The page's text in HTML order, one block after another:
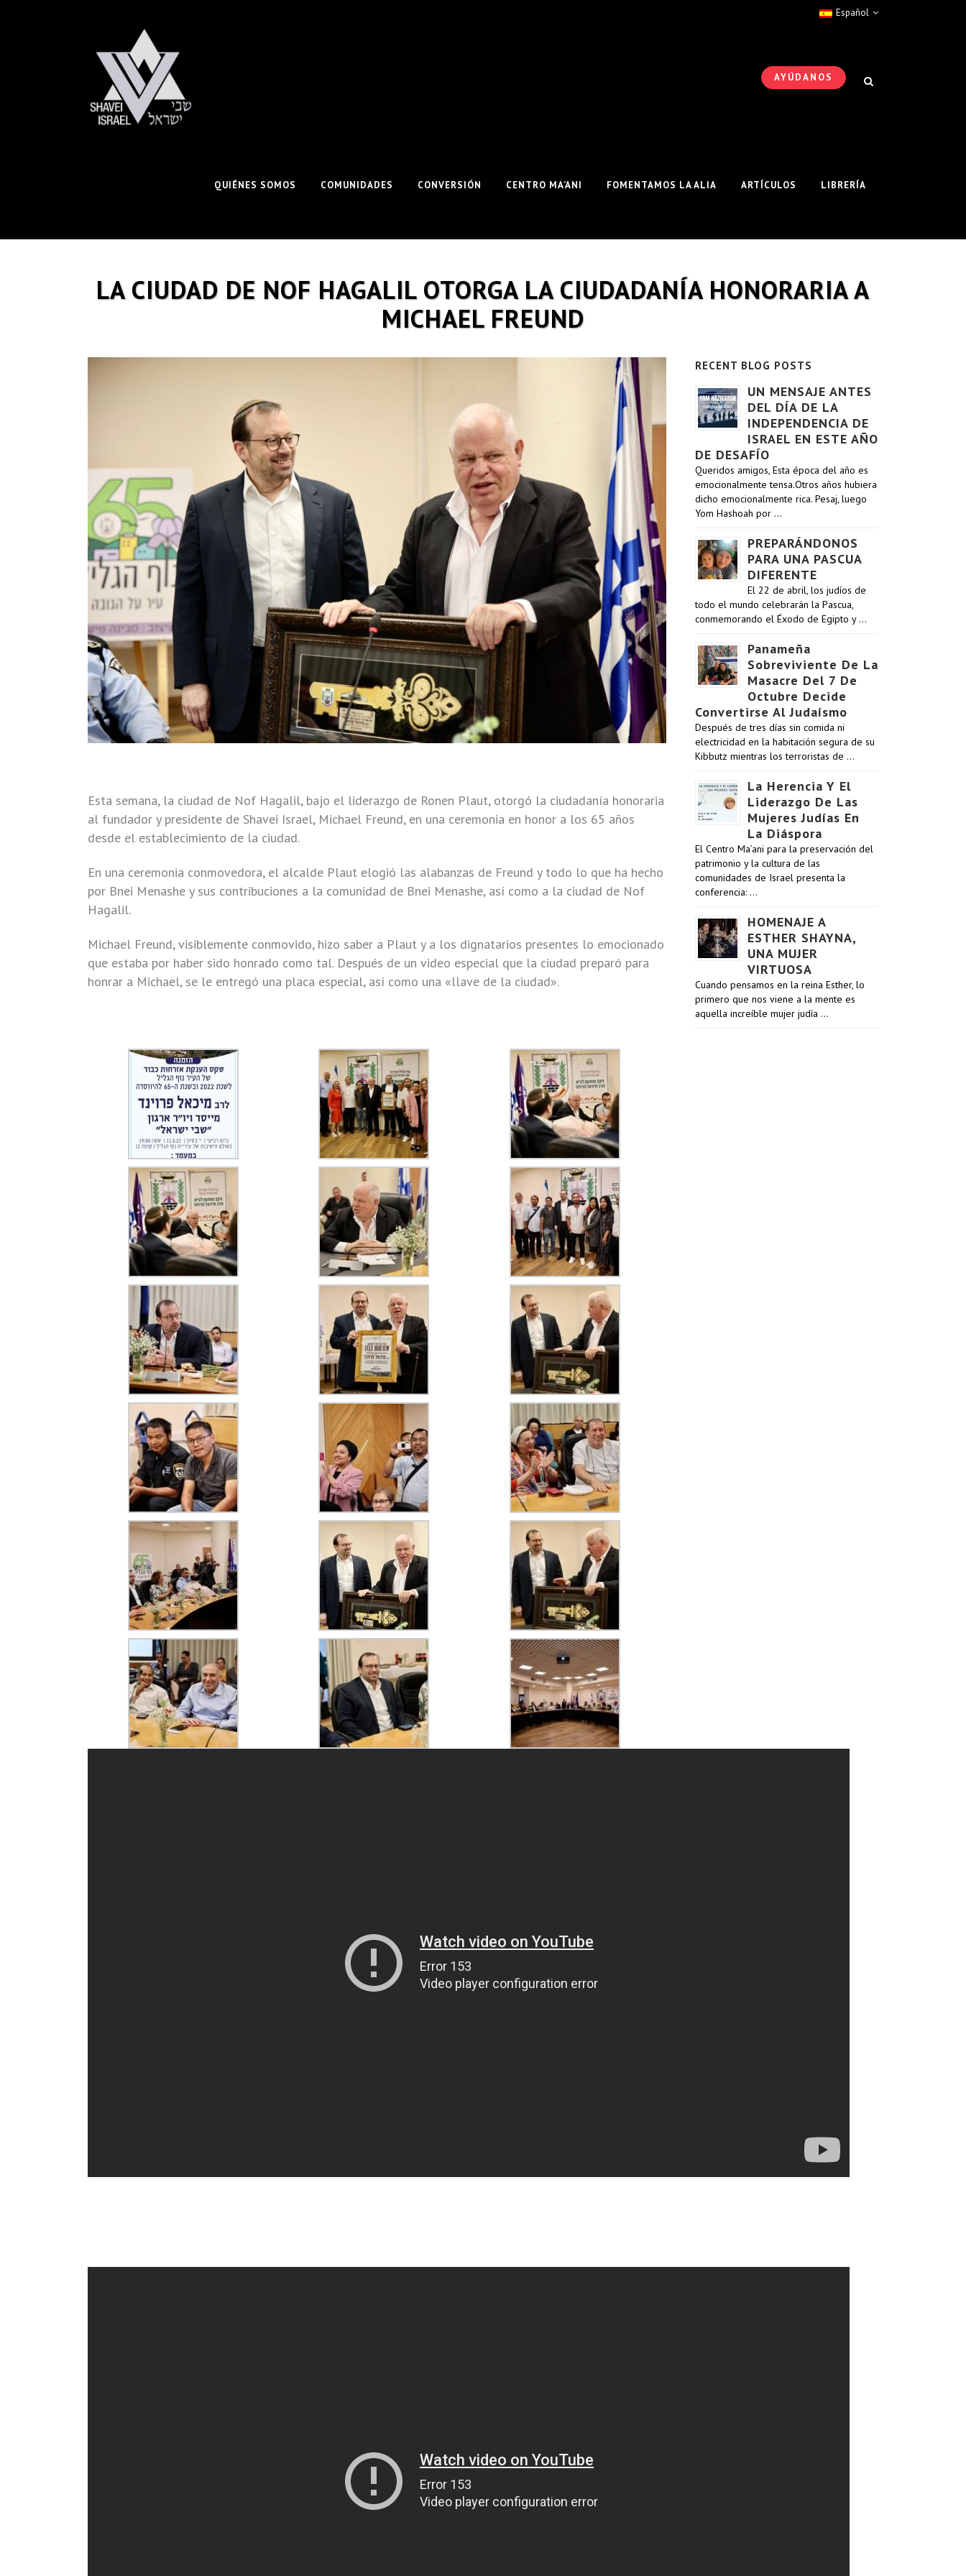
Español
AYÚDANOS
QUIÉNES SOMOS COMUNIDADES CONVERSIÓN CENTRO MA’ANI FOMENTAMOS LA ALIA ARTÍCULOS LIBRERÍA
LA CIUDAD DE NOF HAGALIL OTORGA LA CIUDADANÍA HONORARIA A
MICHAEL FREUND
Esta semana, la ciudad de Nof Hagalil, bajo el liderazgo de Ronen Plaut, otorgó la ciudadanía honoraria
al fundador y presidente de Shavei Israel, Michael Freund, en una ceremonia en honor a los 65 años
desde el establecimiento de la ciudad.
En una ceremonia conmovedora, el alcalde Plaut elogió las alabanzas de Freund y todo lo que ha hecho
por Bnei Menashe y sus contribuciones a la comunidad de Bnei Menashe, así como a la ciudad de Nof
Hagalil.
Michael Freund, visiblemente conmovido, hizo saber a Plaut y a los dignatarios presentes lo emocionado
que estaba por haber sido honrado como tal. Después de un video especial que la ciudad preparó para
honrar a Michael, se le entregó una placa especial, así como una «llave de la ciudad».
RECENT BLOG POSTS
UN MENSAJE ANTES
DEL DÍA DE LA
INDEPENDENCIA DE
ISRAEL EN ESTE AÑO
DE DESAFÍO
Queridos amigos, Esta época del año es
emocionalmente tensa.Otros años hubiera
dicho emocionalmente rica. Pesaj, luego
Yom Hashoah por …
PREPARÁNDONOS
PARA UNA PASCUA
DIFERENTE
El 22 de abril, los judíos de
todo el mundo celebrarán la Pascua,
conmemorando el Éxodo de Egipto y …
Panameña
Sobreviviente De La
Masacre Del 7 De
Octubre Decide
Convertirse Al Judaísmo
Después de tres días sin comida ni
electricidad en la habitación segura de su
Kibbutz mientras los terroristas de …
La Herencia Y El
Liderazgo De Las
Mujeres Judías En
La Diáspora
El Centro Ma’ani para la preservación del
patrimonio y la cultura de las
comunidades de Israel presenta la
conferencia: …
HOMENAJE A
ESTHER SHAYNA,
UNA MUJER
VIRTUOSA
Cuando pensamos en la reina Esther, lo
primero que nos viene a la mente es
aquella increíble mujer judía …